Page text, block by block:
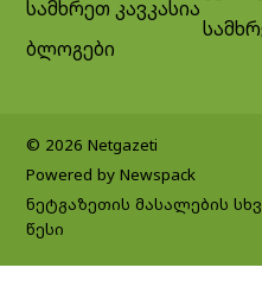
სამხრეთ კავკასია
ბლოგები
© 2026 Netgazeti
Powered by Newspack
ნეტგაზეთის მასალების
წესი